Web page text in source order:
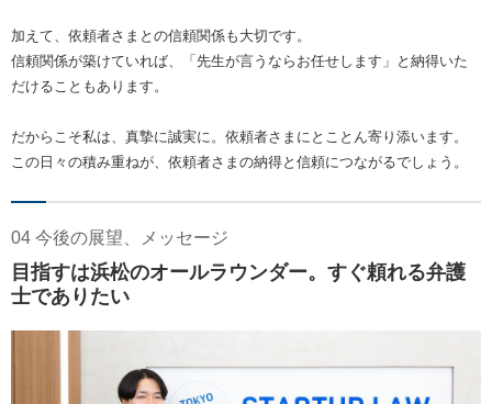
加えて、依頼者さまとの信頼関係も大切です。
信頼関係が築けていれば、「先生が言うならお任せします」と納得いた
だけることもあります。
だからこそ私は、真摯に誠実に。依頼者さまにとことん寄り添います。
この日々の積み重ねが、依頼者さまの納得と信頼につながるでしょう。
04 今後の展望、メッセージ
目指すは浜松のオールラウンダー。すぐ頼れる弁護
士でありたい